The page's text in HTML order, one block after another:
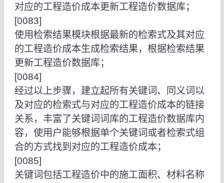
对应的工程造价成本更新工程造价数据库；
[0083]
使用检索结果模块根据最新的检索式及其对应
的工程造价成本生成检索结果，根据检索结果
更新工程造价数据库；
[0084]
经过以上步骤，建立起所有关键词、同义词以
及对应的检索式与对应的工程造价成本的链接
关系，丰富了关键词词库的工程造价数据库内
容，使用户能够根据单个关键词或者检索式组
合的方式找到对应的工程造价成本；
[0085]
关键词包括工程造价中的施工面积、材料名称